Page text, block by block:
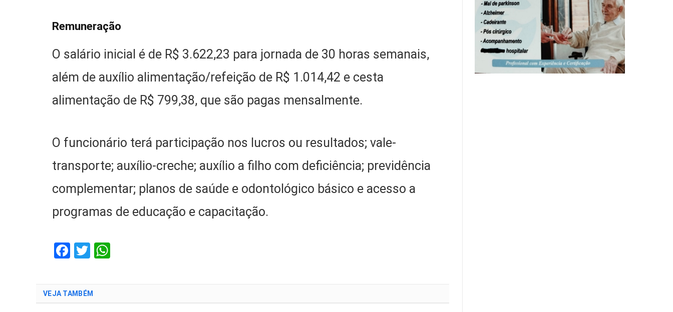
Remuneração
O salário inicial é de R$ 3.622,23 para jornada de 30 horas semanais,
além de auxílio alimentação/refeição de R$ 1.014,42 e cesta
alimentação de R$ 799,38, que são pagas mensalmente.
O funcionário terá participação nos lucros ou resultados; vale-
transporte; auxílio-creche; auxílio a filho com deficiência; previdência
complementar; planos de saúde e odontológico básico e acesso a
programas de educação e capacitação.
Facebook
Twitter
VEJA TAMBÉM